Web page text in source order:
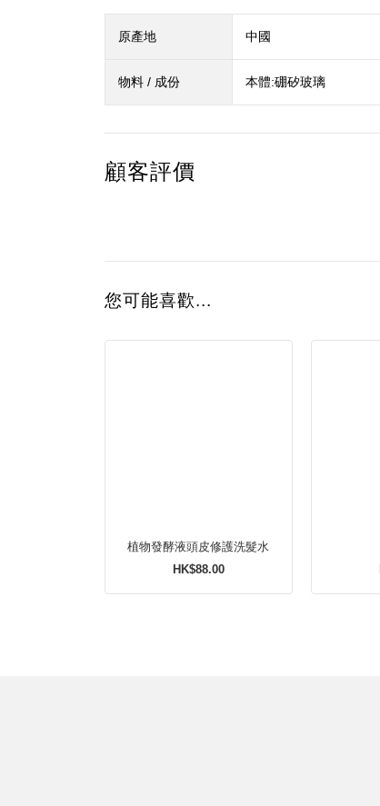
原產地 中國
物料 / 成份 本體:硼矽玻璃
顧客評價
您可能喜歡...
植物發酵液頭皮修護洗髮水
HK$88.00